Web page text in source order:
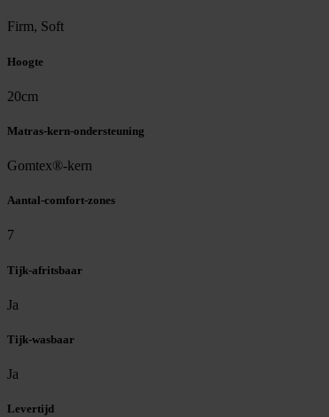
Firm, Soft
Hoogte
20cm
Matras-kern-ondersteuning
Gomtex®-kern
Aantal-comfort-zones
7
Tijk-afritsbaar
Ja
Tijk-wasbaar
Ja
Levertijd